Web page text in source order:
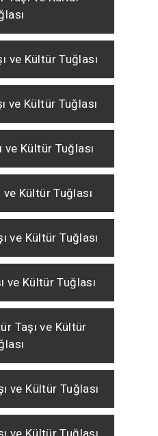
ve Kültür Tuğlası
ve Kültür Tuğlası
Kültür Tuğlası
Kültür Tuğlası
ve Kültür Tuğlası
ve Kültür Tuğlası
Taşı ve Kültür
ve Kültür Tuğlası